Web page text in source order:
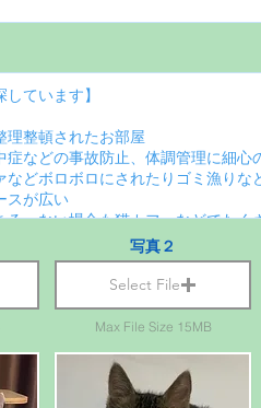
写真２
Select File
Max File Size 15MB